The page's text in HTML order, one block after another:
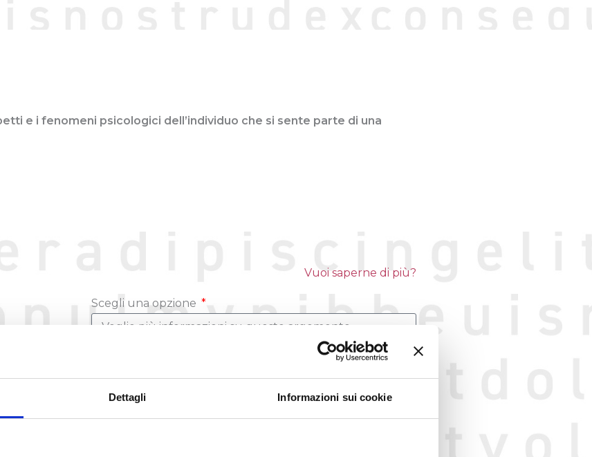
Dettagli Informazioni sui cookie
e i fenomeni psicologici dell’individuo che si sente parte di una
Vuoi saperne di più?
Scegli una opzione